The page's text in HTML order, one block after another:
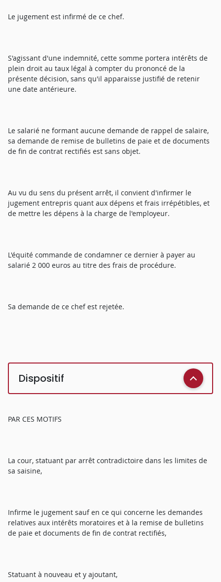
Le jugement est infirmé de ce chef.
S'agissant d'une indemnité, cette somme portera intérêts de
plein droit au taux légal à compter du prononcé de la
présente décision, sans qu'il apparaisse justifié de retenir
une date antérieure.
Le salarié ne formant aucune demande de rappel de salaire,
sa demande de remise de bulletins de paie et de documents
de fin de contrat rectifiés est sans objet.
Au vu du sens du présent arrêt, il convient d'infirmer le
jugement entrepris quant aux dépens et frais irrépétibles, et
de mettre les dépens à la charge de l'employeur.
L'équité commande de condamner ce dernier à payer au
salarié 2 000 euros au titre des frais de procédure.
Sa demande de ce chef est rejetée.
Dispositif
PAR CES MOTIFS
La cour, statuant par arrêt contradictoire dans les limites de
sa saisine,
Infirme le jugement sauf en ce qui concerne les demandes
relatives aux intérêts moratoires et à la remise de bulletins
de paie et documents de fin de contrat rectifiés,
Statuant à nouveau et y ajoutant,